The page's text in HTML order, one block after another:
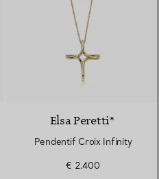
2 Matériaux
Elsa Peretti®
Pendentif Croix Infinity
€ 2.400